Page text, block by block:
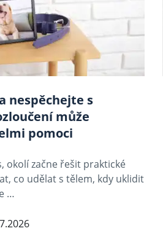
nespěchejte s
může
pomoci
okolí začne řešit praktické
co udělat s tělem, kdy uklidit
…